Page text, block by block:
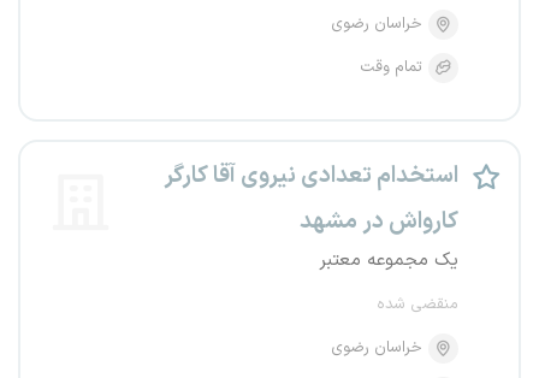
خراسان رضوی
تمام وقت
استخدام تعدادی نیروی آقا کارگر
کارواش در مشهد
یک مجموعه معتبر
منقضی شده
خراسان رضوی